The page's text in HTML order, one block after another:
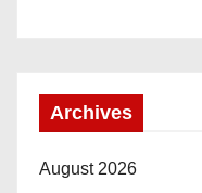
Archives
August 2026